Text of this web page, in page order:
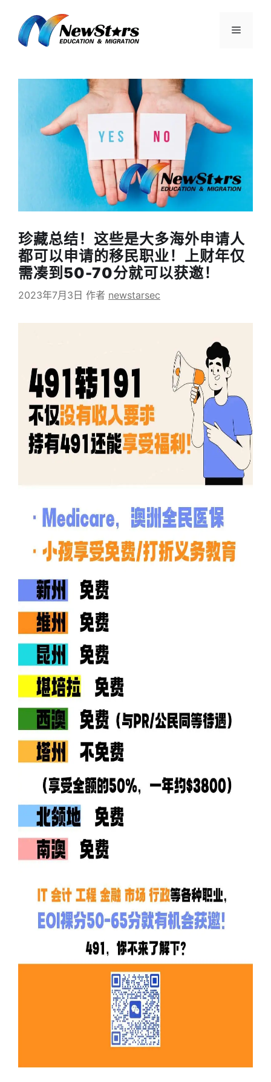
菜
珍藏总结！这些是大多海外申请人
都可以申请的移民职业！上财年仅
需凑到50-70分就可以获邀！
2023年7月3日 作者 newstarsec